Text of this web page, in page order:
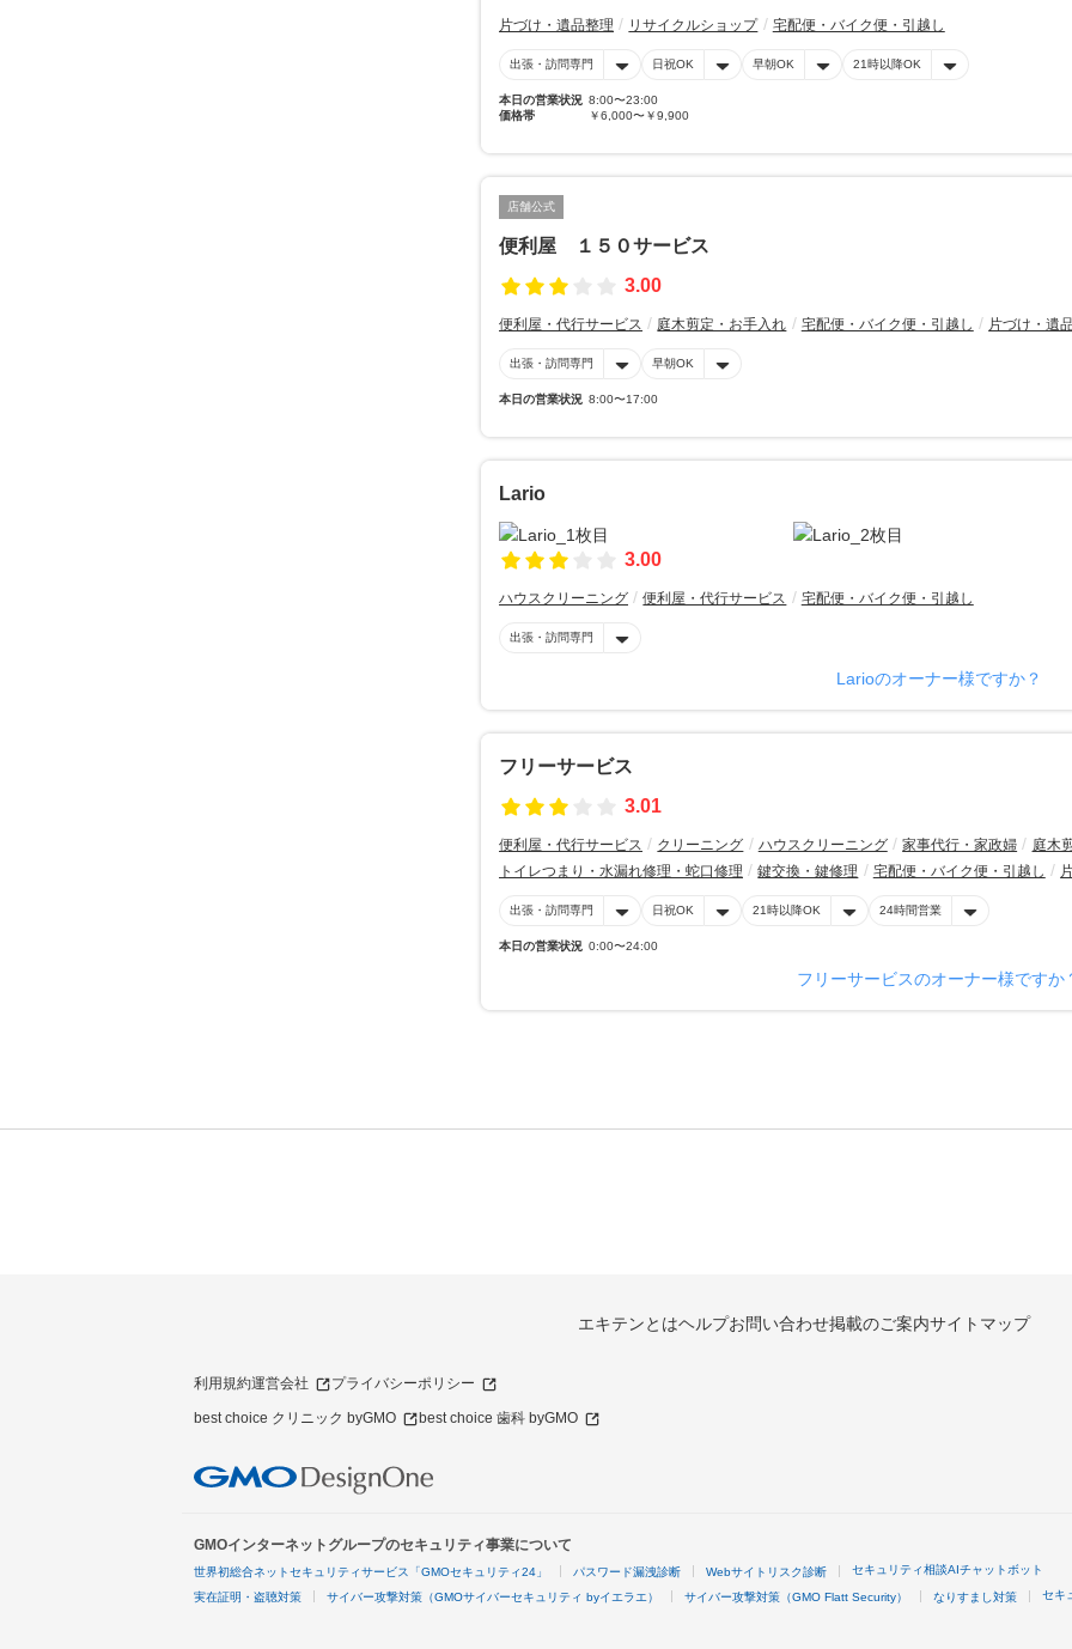
片づけ・遺品整理 リサイクルショップ 宅配便・バイク便・引越し
出張・訪問専門 日祝OK 早朝OK 21時以降OK
本日の営業状況 8:00〜23:00
価格帯
￥6,000〜￥9,900
店舗公式
便利屋 １５０サービス
3.00
便利屋・代行サービス 庭木剪定・お手入れ 宅配便・バイク便・引越し 片づけ・遺
出張・訪問専門 早朝OK
本日の営業状況 8:00〜17:00
Lario
3.00
ハウスクリーニング 便利屋・代行サービス 宅配便・バイク便・引越し
出張・訪問専門
Larioのオーナー様ですか？
フリーサービス
3.01
便利屋・代行サービス クリーニング ハウスクリーニング 家事代行・家政婦
庭木
トイレつまり・水漏れ修理・蛇口修理
鍵交換・鍵修理 宅配便・バイク便・引越し
出張・訪問専門 日祝OK 21時以降OK 24時間営業
本日の営業状況 0:00〜24:00
フリーサービスのオーナー様ですか
エキテンとはヘルプお問い合わせ掲載のご案内サイトマップ
利用規約運営会社 プライバシーポリシー
best choice クリニック byGMO best choice 歯科 byGMO
GMOインターネットグループのセキュリティ事業について
世界初総合ネットセキュリティサービス「GMOセキュリティ24」 パスワード漏洩診断 Webサイトリスク診断 セキュリティ相談AIチャットボット
実在証明・盗聴対策 サイバー攻撃対策（GMOサイバーセキュリティ byイエラエ） サイバー攻撃対策（GMO Flatt Security） なりすまし対策 セキ